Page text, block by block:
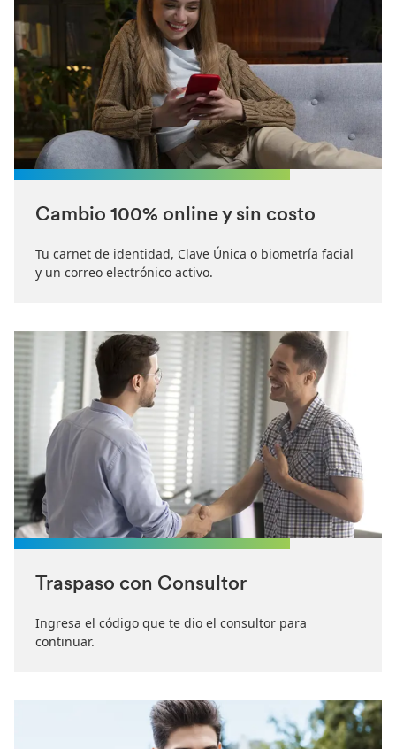
Cambio 100% online y sin costo
Tu carnet de identidad, Clave Única o biometría facial
y un correo electrónico activo.
Traspaso con Consultor
Ingresa el código que te dio el consultor para
continuar.